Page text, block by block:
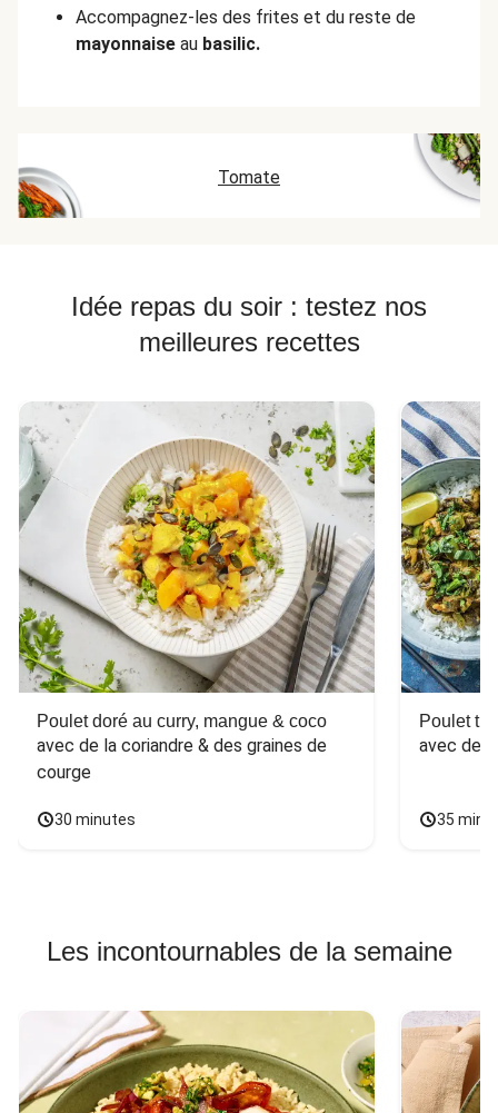
Accompagnez-les des frites et du reste de
mayonnaise au basilic.
Tomate
Idée repas du soir : testez nos
meilleures recettes
Poulet doré au curry, mangue & coco
avec de la coriandre & des graines de
courge
30 minutes
Poulet
avec des
35
Les incontournables de la semaine